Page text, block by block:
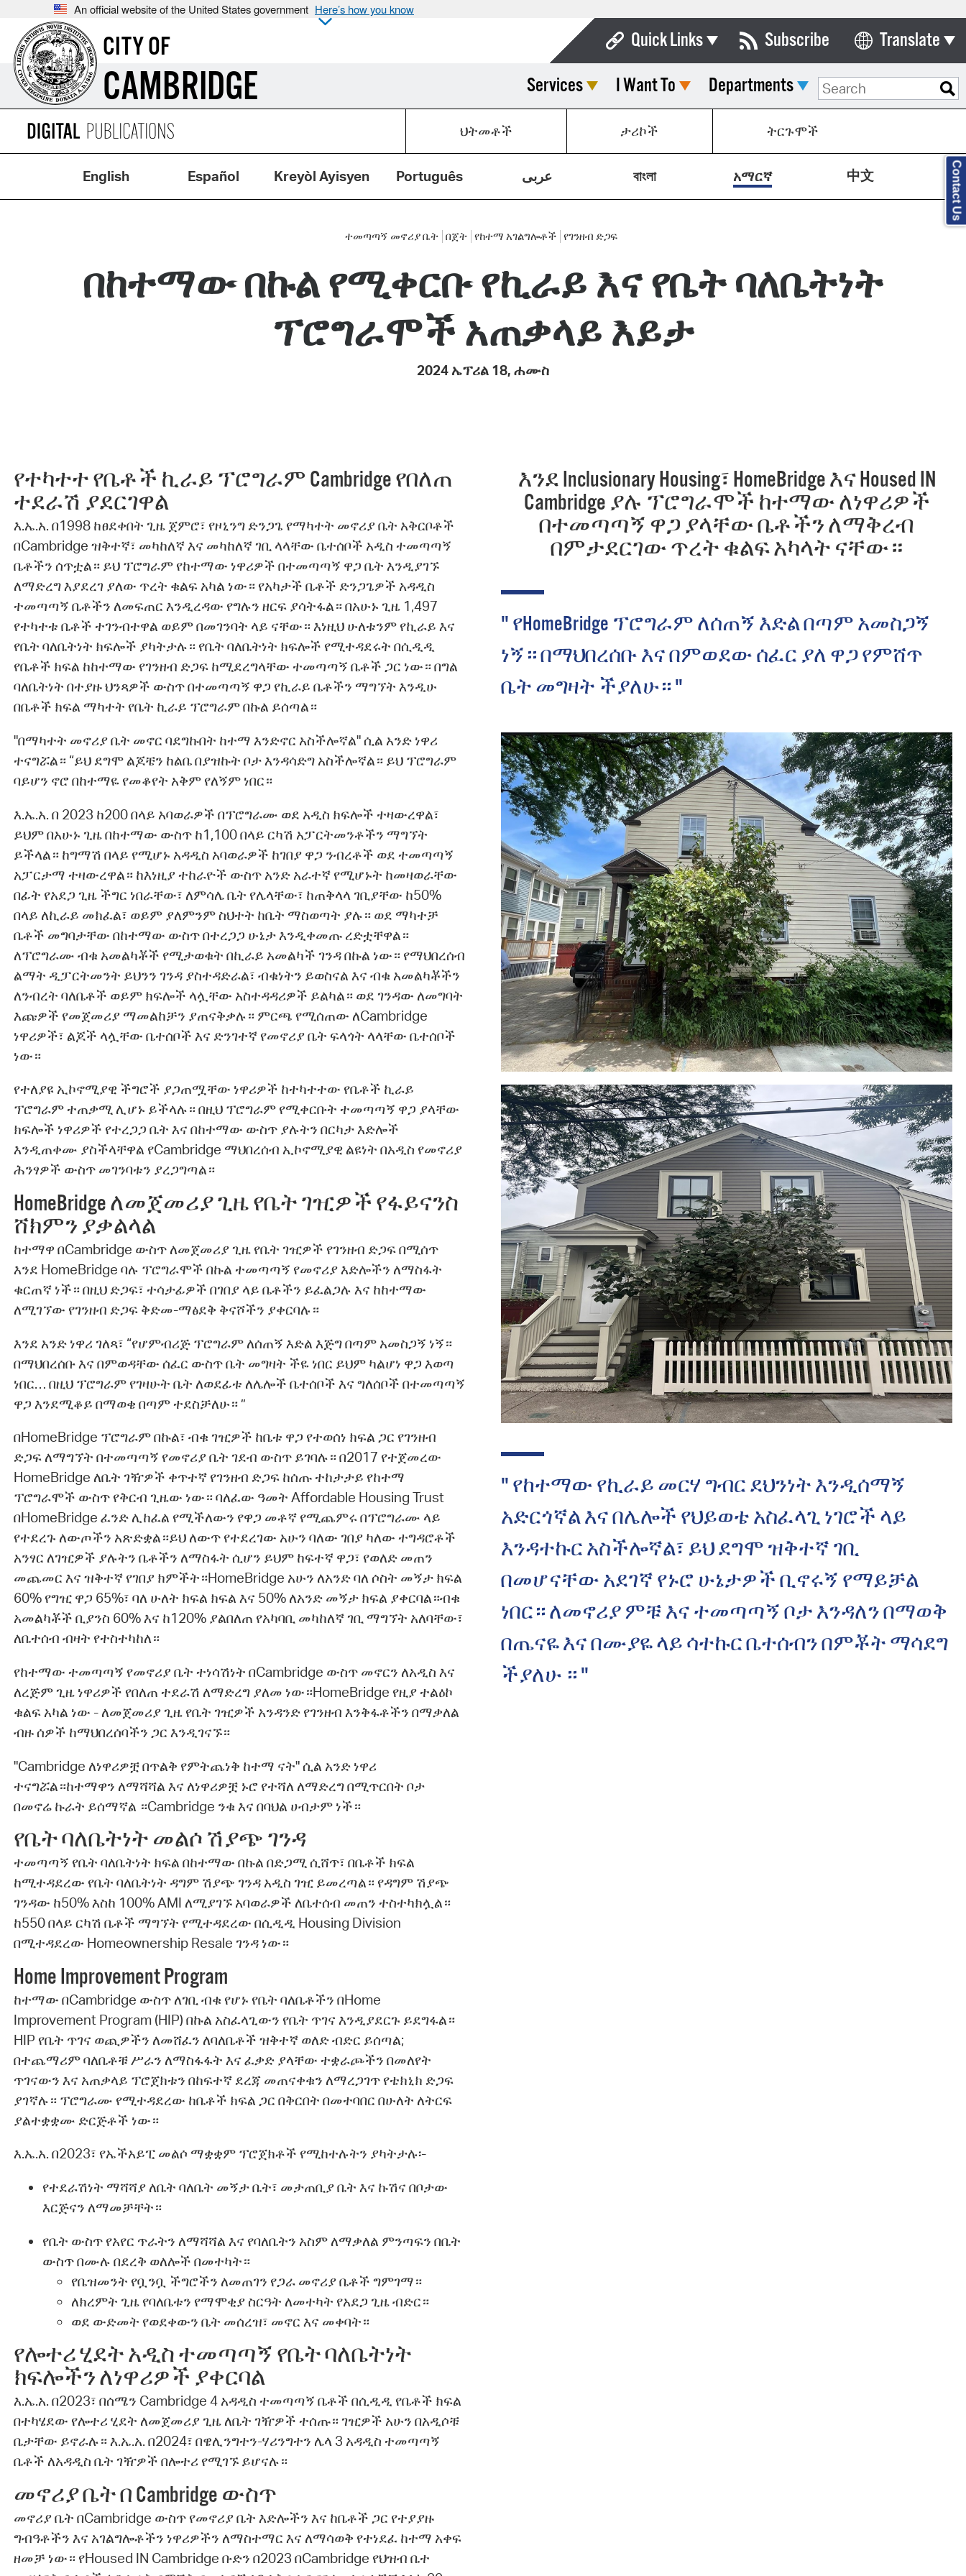
An official website of the United States government Here’s how you know
CITY OF
CAMBRIDGE
Quick Links
Boards & Commissions
Calendar
Contact City Council
Department List
Municipal Code
Open Meeting Portal
Pay Bills Online
Subscribe Translate
Select Language
Services I Want To Departments
ህትመቶች ታሪኮች ትርጉሞች
English Español Kreyòl Ayisyen Português عربى বাংলা አማርኛ 中文
ተመጣጣኝ መኖሪያ ቤት በጀት የከተማ አገልግሎቶች የገንዘብ ድጋፍ
በከተማው በኩል የሚቀርቡ የኪራይ እና የቤት ባለቤትነት
ፕሮግራሞች አጠቃላይ እይታ
2024 ኤፕሪል 18, ሐሙስ
የተካተተ የቤቶች ኪራይ ፕሮግራም Cambridge የበለጠ
ተደራሽ ያደርገዋል
እ.ኤ.አ. በ1998 ከፀደቀበት ጊዜ ጀምሮ፣ የዞኒንግ ድንጋጌ የማካተት መኖሪያ ቤት አቅርቦቶች
በCambridge ዝቅተኛ፣ መካከለኛ እና መካከለኛ ገቢ ላላቸው ቤተሰቦች አዲስ ተመጣጣኝ
ቤቶችን ሰጥቷል። ይህ ፕሮግራም የከተማው ነዋሪዎች በተመጣጣኝ ዋጋ ቤት እንዲያገኙ
ለማድረግ እያደረገ ያለው ጥረት ቁልፍ አካል ነው። የአካታች ቤቶች ድንጋጌዎች አዳዲስ
ተመጣጣኝ ቤቶችን ለመፍጠር እንዲረዳው የግሉን ዘርፍ ያሳትፋል። በአሁኑ ጊዜ 1,497
የተካተቱ ቤቶች ተገንብተዋል ወይም በመገንባት ላይ ናቸው። እነዚህ ሁለቱንም የኪራይ እና
የቤት ባለቤትነት ክፍሎች ያካትታሉ። የቤት ባለቤትነት ክፍሎች የሚተዳደሩት በሲዲዲ
የቤቶች ክፍል ከከተማው የገንዘብ ድጋፍ ከሚደረግላቸው ተመጣጣኝ ቤቶች ጋር ነው። በግል
ባለቤትነት በተያዙ ህንጻዎች ውስጥ በተመጣጣኝ ዋጋ የኪራይ ቤቶችን ማግኘት እንዲሁ
በቤቶች ክፍል ማካተት የቤት ኪራይ ፕሮግራም በኩል ይሰጣል።
"በማካተት መኖሪያ ቤት መኖር ባደግኩበት ከተማ እንድኖር አስችሎኛል" ሲል አንድ ነዋሪ
ተናግሯል። “ይህ ደግሞ ልጆቼን ከልቤ በያዝኩት ቦታ እንዳሳድግ አስችሎኛል። ይህ ፕሮግራም
ባይሆን ኖሮ በከተማዬ የመቆየት አቅም የለኝም ነበር።
እ.ኤ.አ. በ 2023 ከ200 በላይ አባወራዎች በፕሮግራሙ ወደ አዲስ ክፍሎች ተዛውረዋል፣
ይህም በአሁኑ ጊዜ በከተማው ውስጥ ከ1,100 በላይ ርካሽ አፓርትመንቶችን ማግኘት
ይችላል። ከግማሽ በላይ የሚሆኑ አዳዲስ አባወራዎች ከገበያ ዋጋ ንብረቶች ወደ ተመጣጣኝ
አፓርታማ ተዛውረዋል። ከእነዚያ ተከራዮች ውስጥ አንድ አራተኛ የሚሆኑት ከመዛወራቸው
በፊት የአደጋ ጊዜ ችግር ነበራቸው፣ ለምሳሌ ቤት የሌላቸው፣ ከጠቅላላ ገቢያቸው ከ50%
በላይ ለኪራይ መክፈል፣ ወይም ያለምንም ስህተት ከቤት ማስወጣት ያሉ። ወደ ማካተቻ
ቤቶች መግባታቸው በከተማው ውስጥ በተረጋጋ ሁኔታ እንዲቀመጡ ረድቷቸዋል።
ለፕሮግራሙ ብቁ አመልካቾች የሚታወቁት በኪራይ አመልካች ገንዳ በኩል ነው። የማህበረሰብ
ልማት ዲፓርትመንት ይህንን ገንዳ ያስተዳድራል፣ ብቁነትን ይወስናል እና ብቁ አመልካቾችን
ለንብረት ባለቤቶች ወይም ክፍሎች ላሏቸው አስተዳዳሪዎች ይልካል። ወደ ገንዳው ለመግባት
እጩዎች የመጀመሪያ ማመልከቻን ያጠናቅቃሉ። ምርጫ የሚሰጠው ለCambridge
ነዋሪዎች፣ ልጆች ላሏቸው ቤተሰቦች እና ድንገተኛ የመኖሪያ ቤት ፍላጎት ላላቸው ቤተሰቦች
ነው።
የተለያዩ ኢኮኖሚያዊ ችግሮች ያጋጠሟቸው ነዋሪዎች ከተካተተው የቤቶች ኪራይ
ፕሮግራም ተጠቃሚ ሊሆኑ ይችላሉ። በዚህ ፕሮግራም የሚቀርቡት ተመጣጣኝ ዋጋ ያላቸው
ክፍሎች ነዋሪዎች የተረጋጋ ቤት እና በከተማው ውስጥ ያሉትን በርካታ እድሎች
እንዲጠቀሙ ያስችላቸዋል የCambridge ማህበረሰብ ኢኮኖሚያዊ ልዩነት በአዲስ የመኖሪያ
ሕንፃዎች ውስጥ መገንባቱን ያረጋግጣል።
HomeBridge ለመጀመሪያ ጊዜ የቤት ገዢዎች የፋይናንስ
ሸክምን ያቃልላል
ከተማዋ በCambridge ውስጥ ለመጀመሪያ ጊዜ የቤት ገዢዎች የገንዘብ ድጋፍ በሚሰጥ
እንደ HomeBridge ባሉ ፕሮግራሞች በኩል ተመጣጣኝ የመኖሪያ እድሎችን ለማስፋት
ቁርጠኛ ነች። በዚህ ድጋፍ፣ ተሳታፊዎች በገበያ ላይ ቤቶችን ይፈልጋሉ እና ከከተማው
ለሚገኘው የገንዘብ ድጋፍ ቅድመ-ማፅደቅ ቅናሾችን ያቀርባሉ።
እንደ አንድ ነዋሪ ገለጻ፣ “የሆምብሪጅ ፕሮግራም ለሰጠኝ እድል እጅግ በጣም አመስጋኝ ነኝ።
በማህበረሰቡ እና በምወዳቸው ሰፈር ውስጥ ቤት መግዛት ችዬ ነበር ይህም ካልሆነ ዋጋ እወጣ
ነበር… በዚህ ፕሮግራም የገዛሁት ቤት ለወደፊቱ ለሌሎች ቤተሰቦች እና ግለሰቦች በተመጣጣኝ
ዋጋ እንደሚቆይ በማወቄ በጣም ተደስቻለሁ። ”
በHomeBridge ፕሮግራም በኩል፣ ብቁ ገዢዎች ከቤቱ ዋጋ የተወሰነ ክፍል ጋር የገንዘብ
ድጋፍ ለማግኘት በተመጣጣኝ የመኖሪያ ቤት ገደብ ውስጥ ይገባሉ። በ2017 የተጀመረው
HomeBridge ለቤት ገዥዎች ቀጥተኛ የገንዘብ ድጋፍ ከሰጡ ተከታታይ የከተማ
ፕሮግራሞች ውስጥ የቅርብ ጊዜው ነው። ባለፈው ዓመት Affordable Housing Trust
በHomeBridge ፈንድ ሊከፈል የሚችለውን የዋጋ መቶኛ የሚጨምሩ በፕሮግራሙ ላይ
የተደረጉ ለውጦችን አጽድቋል።ይህ ለውጥ የተደረገው አሁን ባለው ገበያ ካለው ተግዳሮቶች
አንፃር ለገዢዎች ያሉትን ቤቶችን ለማስፋት ሲሆን ይህም ከፍተኛ ዋጋ፣ የወለድ መጠን
መጨመር እና ዝቅተኛ የገበያ ክምችት።HomeBridge አሁን ለአንድ ባለ ሶስት መኝታ ክፍል
60% የግዢ ዋጋ 65%፣ ባለ ሁለት ክፍል ክፍል እና 50% ለአንድ መኝታ ክፍል ያቀርባል።ብቁ
አመልካቾች ቢያንስ 60% እና ከ120% ያልበለጠ የአካባቢ መካከለኛ ገቢ ማግኘት አለባቸው፣
ለቤተሰብ ብዛት የተስተካከለ።
የከተማው ተመጣጣኝ የመኖሪያ ቤት ተነሳሽነት በCambridge ውስጥ መኖርን ለአዲስ እና
ለረጅም ጊዜ ነዋሪዎች የበለጠ ተደራሽ ለማድረግ ያለመ ነው።HomeBridge የዚያ ተልዕኮ
ቁልፍ አካል ነው - ለመጀመሪያ ጊዜ የቤት ገዢዎች አንዳንድ የገንዘብ እንቅፋቶችን በማቃለል
ብዙ ሰዎች ከማህበረሰባችን ጋር እንዲገናኙ።
"Cambridge ለነዋሪዎቿ በጥልቅ የምትጨነቅ ከተማ ናት" ሲል አንድ ነዋሪ
ተናግሯል።ከተማዋን ለማሻሻል እና ለነዋሪዎቿ ኑሮ የተሻለ ለማድረግ በሚጥርበት ቦታ
በመኖሬ ኩራት ይሰማኛል ።Cambridge ንቁ እና በባህል ሀብታም ነች።
የቤት ባለቤትነት መልሶ ሽያጭ ገንዳ
ተመጣጣኝ የቤት ባለቤትነት ክፍል በከተማው በኩል በድጋሚ ሲሸጥ፣ በቤቶች ክፍል
ከሚተዳደረው የቤት ባለቤትነት ዳግም ሽያጭ ገንዳ አዲስ ገዢ ይመረጣል። የዳግም ሽያጭ
ገንዳው ከ50% እስከ 100% AMI ለሚያገኙ አባወራዎች ለቤተሰብ መጠን ተስተካክሏል።
ከ550 በላይ ርካሽ ቤቶች ማግኘት የሚተዳደረው በሲዲዲ Housing Division
በሚተዳደረው Homeownership Resale ገንዳ ነው።
Home Improvement Program
ከተማው በCambridge ውስጥ ለገቢ ብቁ የሆኑ የቤት ባለቤቶችን በHome
Improvement Program (HIP) በኩል አስፈላጊውን የቤት ጥገና እንዲያደርጉ ይደግፋል።
HIP የቤት ጥገና ወጪዎችን ለመሸፈን ለባለቤቶች ዝቅተኛ ወለድ ብድር ይሰጣል;
በተጨማሪም ባለቤቶቹ ሥራን ለማስፋፋት እና ፈቃድ ያላቸው ተቋራጮችን በመለየት
ጥገናውን እና አጠቃላይ ፕሮጀክቱን በከፍተኛ ደረጃ መጠናቀቁን ለማረጋገጥ የቴክኒክ ድጋፍ
ያገኛሉ። ፕሮግራሙ የሚተዳደረው ከቤቶች ክፍል ጋር በቅርበት በመተባበር በሁለት ለትርፍ
ያልተቋቋሙ ድርጅቶች ነው።
እ.ኤ.አ. በ2023፣ የኤችአይፒ መልሶ ማቋቋም ፕሮጀክቶች የሚከተሉትን ያካትታሉ፡-
የተደራሽነት ማሻሻያ ለቤት ባለቤት መኝታ ቤት፣ መታጠቢያ ቤት እና ኩሽና በቦታው
እርጅናን ለማመቻቸት።
የቤት ውስጥ የአየር ጥራትን ለማሻሻል እና የባለቤትን አስም ለማቃለል ምንጣፍን በቤት
ውስጥ በሙሉ በደረቅ ወለሎች በመተካት።
የቤዝመንት የቧንቧ ችግሮችን ለመጠገን የጋራ መኖሪያ ቤቶች ግምገማ።
ለክረምት ጊዜ የባለቤቱን የማሞቂያ ስርዓት ለመተካት የአደጋ ጊዜ ብድር።
ወደ ውድመት የወደቀውን ቤት መሰረዝ፣ መኖር እና መቀባት።
የሎተሪ ሂደት አዲስ ተመጣጣኝ የቤት ባለቤትነት
ክፍሎችን ለነዋሪዎች ያቀርባል
እ.ኤ.አ. በ2023፣ በሰሜን Cambridge 4 አዳዲስ ተመጣጣኝ ቤቶች በሲዲዲ የቤቶች ክፍል
በተካሄደው የሎተሪ ሂደት ለመጀመሪያ ጊዜ ለቤት ገዥዎች ተሰጡ። ገዢዎች አሁን በአዲሶቹ
ቤታቸው ይኖራሉ። እ.ኤ.አ. በ2024፣ በዌሊንግተን-ሃሪንግተን ሌላ 3 አዳዲስ ተመጣጣኝ
ቤቶች ለአዳዲስ ቤት ገዥዎች በሎተሪ የሚገኙ ይሆናሉ።
መኖሪያ ቤት በ Cambridge ውስጥ
መኖሪያ ቤት በCambridge ውስጥ የመኖሪያ ቤት እድሎችን እና ከቤቶች ጋር የተያያዙ
ግብዓቶችን እና አገልግሎቶችን ነዋሪዎችን ለማስተማር እና ለማሳወቅ የተነደፈ ከተማ አቀፍ
ዘመቻ ነው። የHoused IN Cambridge ቡድን በ2023 በCambridge የህዝብ ቤተ
እንደ Inclusionary Housing፣ HomeBridge እና Housed IN
Cambridge ያሉ ፕሮግራሞች ከተማው ለነዋሪዎች
በተመጣጣኝ ዋጋ ያላቸው ቤቶችን ለማቅረብ
በምታደርገው ጥረት ቁልፍ አካላት ናቸው።
" የHomeBridge ፕሮግራም ለሰጠኝ እድል በጣም አመስጋኝ
ነኝ። በማህበረሰቡ እና በምወደው ሰፈር ያለ ዋጋ የምሸጥ
ቤት መግዛት ችያለሁ። "
" የከተማው የኪራይ መርሃ ግብር ደህንነት እንዲሰማኝ
አድርጎኛል እና በሌሎች የህይወቴ አስፈላጊ ነገሮች ላይ
እንዳተኩር አስችሎኛል፣ ይህ ደግሞ ዝቅተኛ ገቢ
በመሆናቸው አደገኛ የኑሮ ሁኔታዎች ቢኖሩኝ የማይቻል
ነበር። ለመኖሪያ ምቹ እና ተመጣጣኝ ቦታ እንዳለን በማወቅ
በጤናዬ እና በሙያዬ ላይ ሳተኩር ቤተሰብን በምቾት ማሳደግ
ችያለሁ ። "
Contact Us